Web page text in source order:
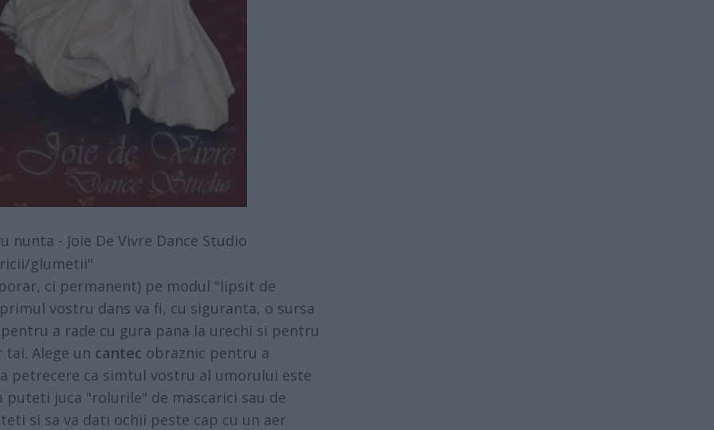
nunta - Joie De Vivre Dance Studio
glumetii"
ci permanent) pe modul "lipsit de
vostru dans va fi, cu siguranta, o sursa
a rade cu gura pana la urechi si pentru
Alege un cantec obraznic pentru a
petrecere ca simtul vostru al umorului este
puteti juca "rolurile" de mascarici sau de
si sa va dati ochii peste cap cu un aer